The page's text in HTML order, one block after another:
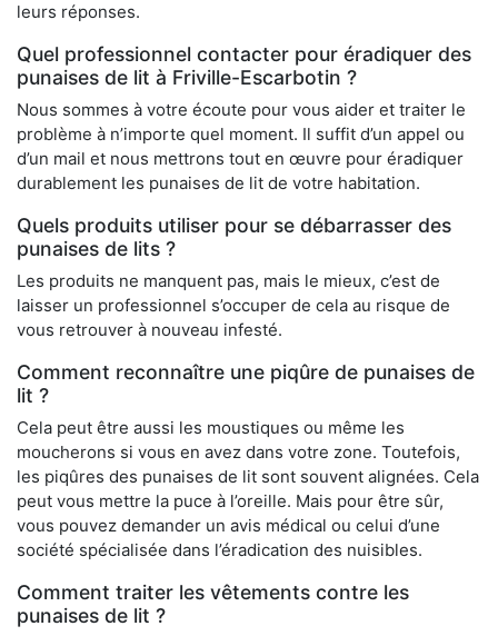
leurs réponses.
Quel professionnel contacter pour éradiquer des
punaises de lit à Friville-Escarbotin ?
Nous sommes à votre écoute pour vous aider et traiter le
problème à n’importe quel moment. Il suffit d’un appel ou
d’un mail et nous mettrons tout en œuvre pour éradiquer
durablement les punaises de lit de votre habitation.
Quels produits utiliser pour se débarrasser des
punaises de lits ?
Les produits ne manquent pas, mais le mieux, c’est de
laisser un professionnel s’occuper de cela au risque de
vous retrouver à nouveau infesté.
Comment reconnaître une piqûre de punaises de
lit ?
Cela peut être aussi les moustiques ou même les
moucherons si vous en avez dans votre zone. Toutefois,
les piqûres des punaises de lit sont souvent alignées. Cela
peut vous mettre la puce à l’oreille. Mais pour être sûr,
vous pouvez demander un avis médical ou celui d’une
société spécialisée dans l’éradication des nuisibles.
Comment traiter les vêtements contre les
punaises de lit ?